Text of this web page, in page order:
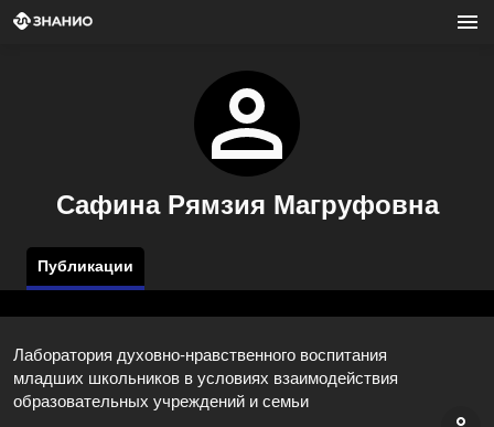
Сафина Рямзия Магруфовна
Публикации
Лаборатория духовно-нравственного воспитания
младших школьников в условиях взаимодействия
образовательных учреждений и семьи